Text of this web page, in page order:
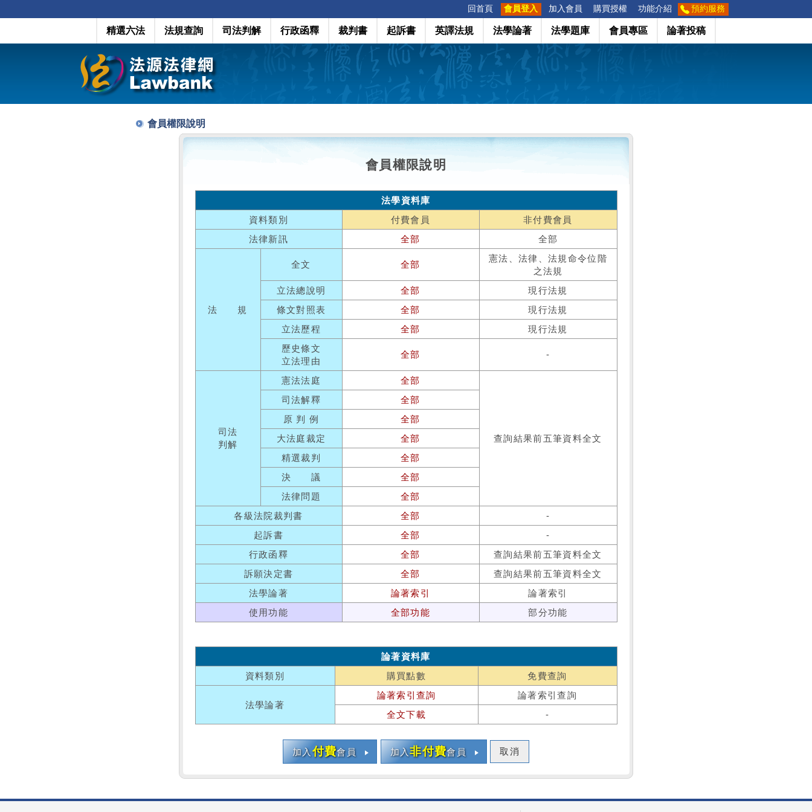
回首頁 會員登入 加入會員 購買授權 功能介紹 預約服務
精選六法 法規查詢 司法判解 行政函釋 裁判書 起訴書 英譯法規 法學論著 法學題庫 會員專區 論著投稿
會員權限說明
會員權限說明
法學資料庫
資料類別
付費會員
非付費會員
法律新訊
全部 全部
法 規
全文 全部
憲法、法律、法規命令位階
之法規
立法總說明
全部
現行法規
條文對照表
全部
現行法規
立法歷程
全部
現行法規
歷史條文
立法理由
全部 -
司法
判解
憲法法庭 全部
查詢結果前五筆資料全文
司法解釋
全部
原 判 例
全部
大法庭裁定
全部
精選裁判
全部
決 議
全部
法律問題
全部
各級法院裁判書
全部
-
起訴書
全部
-
行政函釋
全部
查詢結果前五筆資料全文
訴願決定書
全部
查詢結果前五筆資料全文
法學論著
論著索引
論著索引
使用功能
全部功能 部分功能
論著資料庫
資料類別
購買點數 免費查詢
法學論著
論著索引查詢
論著索引查詢
全文下載
-
加入付費會員 加入非付費會員 取消